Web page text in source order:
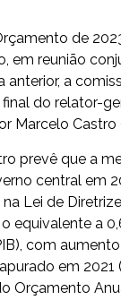
de
em reunião
anterior, a
do relator-
Marcelo Castro
prevê que a
central em
na Lei de
equivalente a
com
em 2021
Orçamento